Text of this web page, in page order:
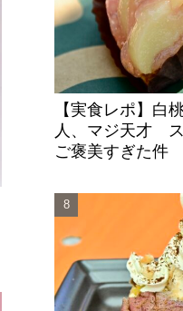
【実食レポ】白
人、マジ天才
ご褒美すぎた件